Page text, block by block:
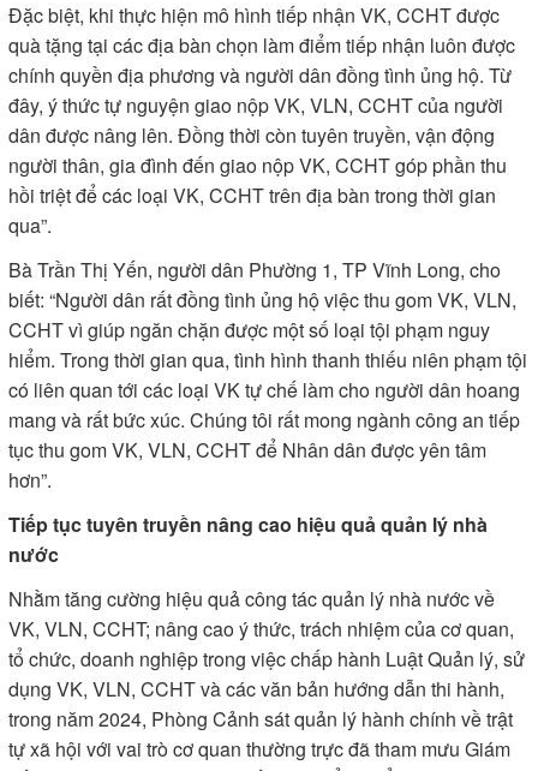
Đặc biệt, khi thực hiện mô hình tiếp nhận VK, CCHT được
quà tặng tại các địa bàn chọn làm điểm tiếp nhận luôn được
chính quyền địa phương và người dân đồng tình ủng hộ. Từ
đây, ý thức tự nguyện giao nộp VK, VLN, CCHT của người
dân được nâng lên. Đồng thời còn tuyên truyền, vận động
người thân, gia đình đến giao nộp VK, CCHT góp phần thu
hồi triệt để các loại VK, CCHT trên địa bàn trong thời gian
qua”.
Bà Trần Thị Yến, người dân Phường 1, TP Vĩnh Long, cho
biết: “Người dân rất đồng tình ủng hộ việc thu gom VK, VLN,
CCHT vì giúp ngăn chặn được một số loại tội phạm nguy
hiểm. Trong thời gian qua, tình hình thanh thiếu niên phạm tội
có liên quan tới các loại VK tự chế làm cho người dân hoang
mang và rất bức xúc. Chúng tôi rất mong ngành công an tiếp
tục thu gom VK, VLN, CCHT để Nhân dân được yên tâm
hơn”.
Tiếp tục tuyên truyền nâng cao hiệu quả quản lý nhà
nước
Nhằm tăng cường hiệu quả công tác quản lý nhà nước về
VK, VLN, CCHT; nâng cao ý thức, trách nhiệm của cơ quan,
tổ chức, doanh nghiệp trong việc chấp hành Luật Quản lý, sử
dụng VK, VLN, CCHT và các văn bản hướng dẫn thi hành,
trong năm 2024, Phòng Cảnh sát quản lý hành chính về trật
tự xã hội với vai trò cơ quan thường trực đã tham mưu Giám